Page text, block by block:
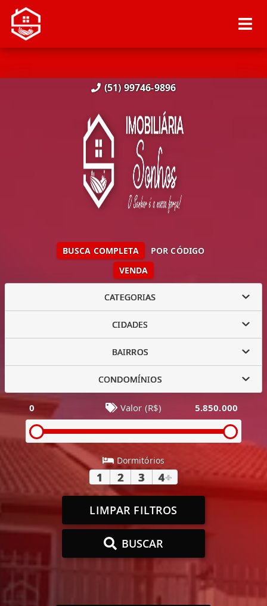
(51) 99746-9896
VENDA
BUSCA COMPLETA POR CÓDIGO
CATEGORIAS
CIDADES
BAIRROS
CONDOMÍNIOS
0 Valor (R$) 5.850.000
Dormitórios
1 2 3 4+
LIMPAR FILTROS
BUSCAR